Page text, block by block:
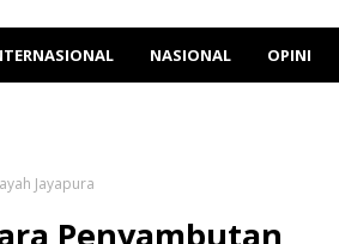
NASIONAL OPINI
Jayapura
Penyambutan